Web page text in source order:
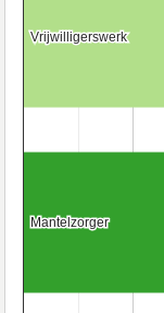
Vrijwilligerswerk
Vrijwilligerswerk
Mantelzorger
Mantelzorger